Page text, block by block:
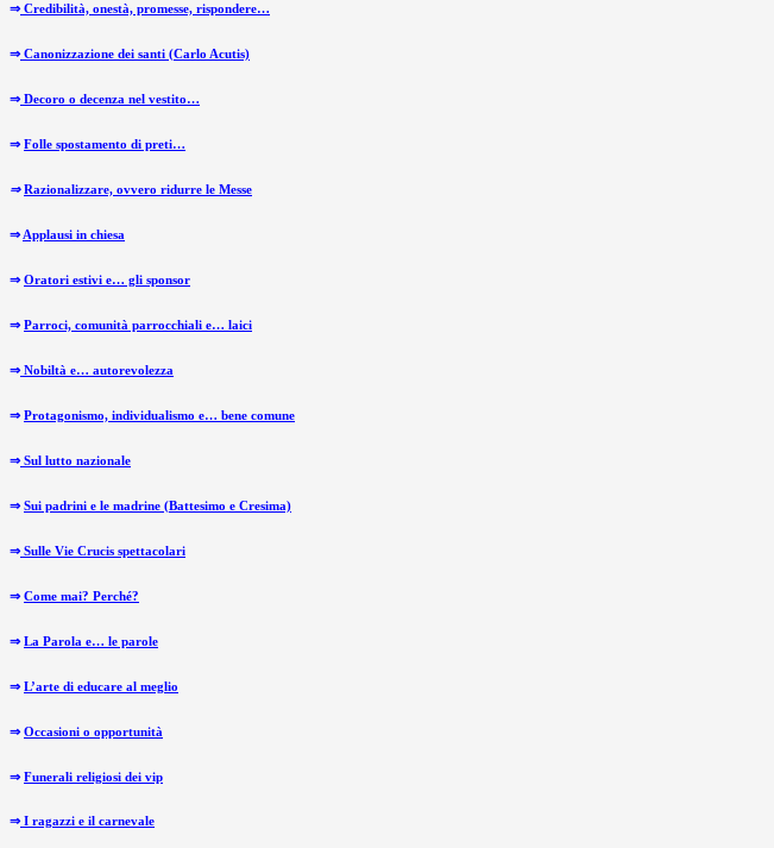
⇒ Credibilità, onestà, promesse, rispondere…
⇒ Canonizzazione dei santi (Carlo Acutis)
⇒ Decoro o decenza nel vestito…
⇒ Folle spostamento di preti…
⇒ Razionalizzare, ovvero ridurre le Messe
⇒ Applausi in chiesa
⇒ Oratori estivi e… gli sponsor
⇒ Parroci, comunità parrocchiali e… laici
⇒ Nobiltà e… autorevolezza
⇒ Protagonismo, individualismo e… bene comune
⇒ Sul lutto nazionale
⇒ Sui padrini e le madrine (Battesimo e Cresima)
⇒ Sulle Vie Crucis spettacolari
⇒ Come mai? Perché?
⇒ La Parola e… le parole
⇒ L’arte di educare al meglio
⇒ Occasioni o opportunità
⇒ Funerali religiosi dei vip
⇒ I ragazzi e il carnevale